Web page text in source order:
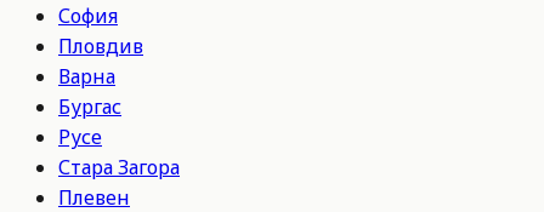
София
Пловдив
Варна
Бургас
Русе
Стара Загора
Плевен